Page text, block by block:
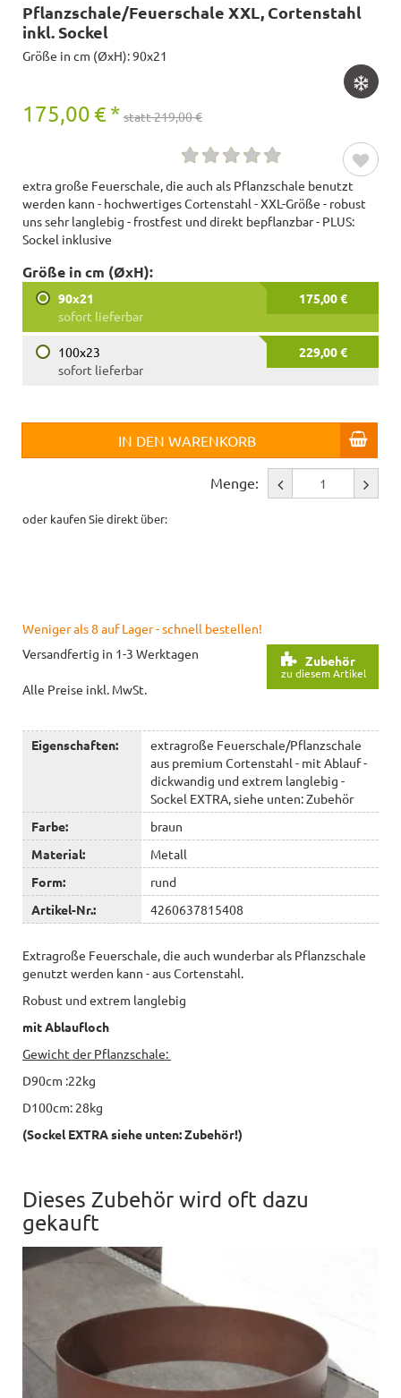
Pflanzschale/Feuerschale XXL, Cortenstahl
inkl. Sockel
Größe in cm (ØxH): 90x21
175,00 € * statt 219,00 €
extra große Feuerschale, die auch als Pflanzschale benutzt
werden kann - hochwertiges Cortenstahl - XXL-Größe - robust
uns sehr langlebig - frostfest und direkt bepflanzbar - PLUS:
Sockel inklusive
Größe in cm (ØxH):
90x21
175,00 €
sofort lieferbar
100x23
229,00 €
sofort lieferbar
IN DEN WARENKORB
Menge:
oder kaufen Sie direkt über:
Weniger als 8 auf Lager - schnell bestellen!
Zubehör
zu diesem Artikel
Versandfertig in 1-3 Werktagen
Alle Preise inkl. MwSt.
Eigenschaften:
extragroße Feuerschale/Pflanzschale
aus premium Cortenstahl - mit Ablauf -
dickwandig und extrem langlebig -
Sockel EXTRA, siehe unten: Zubehör
Farbe:
braun
Material:
Metall
Form:
rund
Artikel-Nr.:
4260637815408
Extragroße Feuerschale, die auch wunderbar als Pflanzschale
genutzt werden kann - aus Cortenstahl.
Robust und extrem langlebig
mit Ablaufloch
Gewicht der Pflanzschale:
D90cm :22kg
D100cm: 28kg
(Sockel EXTRA siehe unten: Zubehör!)
Dieses Zubehör wird oft dazu
gekauft